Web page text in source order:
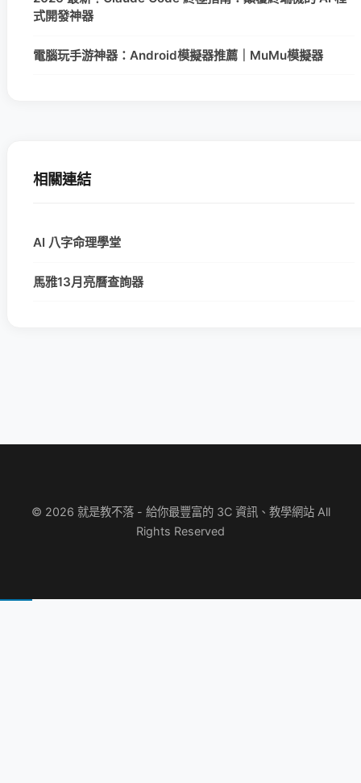
式開發神器
電腦玩手游神器：Android模擬器推薦｜MuMu模擬器
相關連結
AI 八字命理學堂
馬雅13月亮曆查詢器
© 2026 就是教不落 - 給你最豐富的 3C 資訊、教學網站 All
Rights Reserved